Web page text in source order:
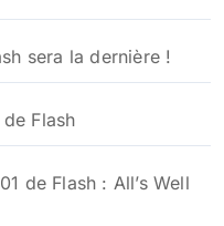
sera la dernière !
Flash
de Flash : All’s Well